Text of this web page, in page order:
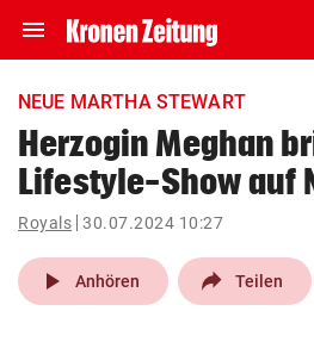
menu Navigation
ein-/ausklappen
account_circle Anmelden
pin_drop
Wien
NEUE MARTHA STEWART
Herzogin Meghan
Lifestyle-Show auf
Royals 30.07.2024 10:27
play_arrow Anhören Teilen